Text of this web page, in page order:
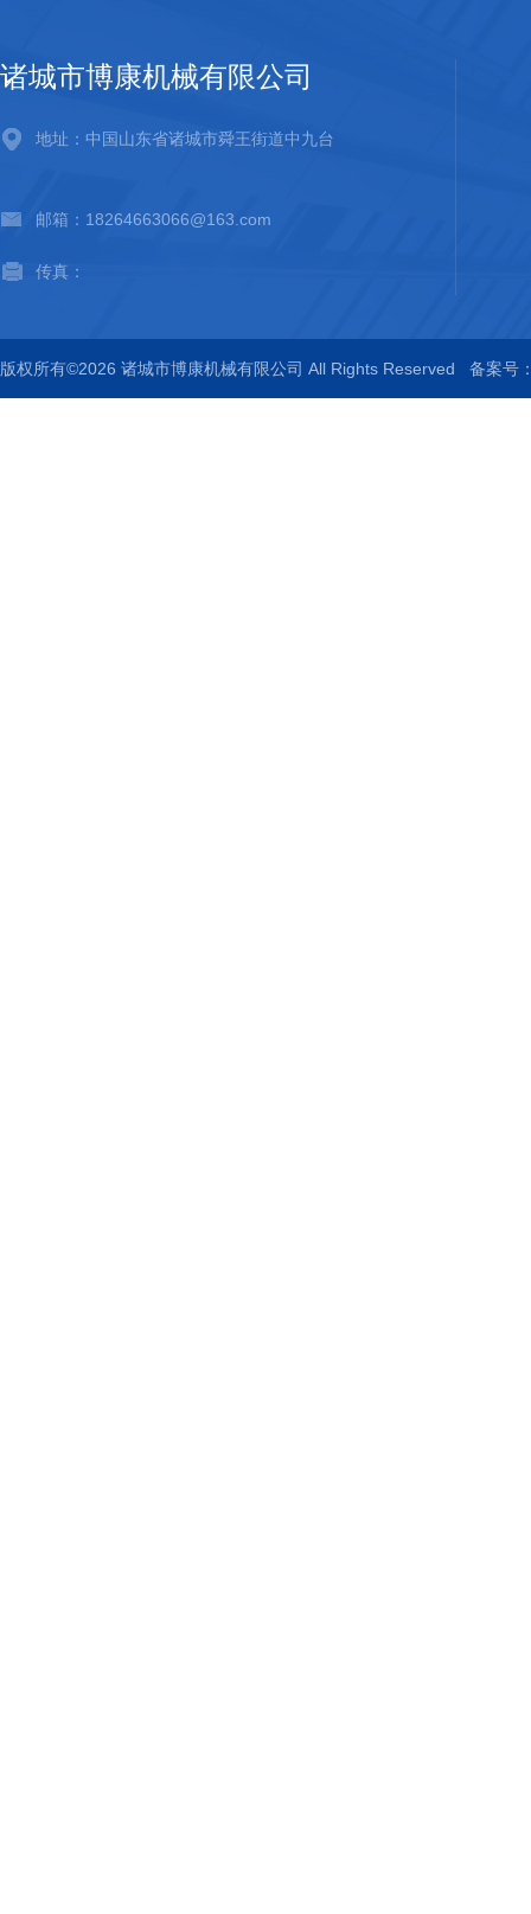
诸城市博康机械有限公司
地址：中国山东省诸城市舜王街道中九台
邮箱：18264663066@163.com
传真：
版权所有©2026 诸城市博康机械有限公司 All Rights Reserved 备案号